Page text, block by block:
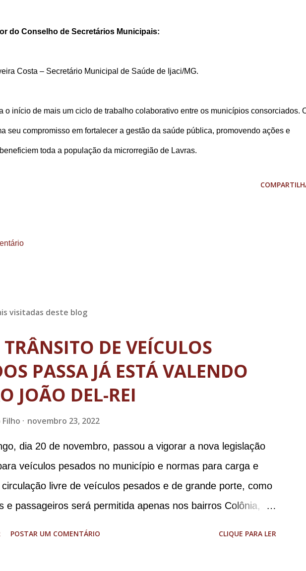
do Conselho de Secretários Municipais:
Costa – Secretário Municipal de Saúde de Ijaci/MG.
o início de mais um ciclo de trabalho colaborativo entre os municípios consorciados.
seu compromisso em fortalecer a gestão da saúde pública, promovendo ações e
toda a população da microrregião de Lavras.
visitadas deste blog
TRÂNSITO DE VEÍCULOS
PASSA JÁ ESTÁ VALENDO
JOÃO DEL-REI
novembro 23, 2022
dia 20 de novembro, passou a vigorar a nova legislação
veículos pesados no município e normas para carga e
livre de veículos pesados e de grande porte, como
e passageiros será permitida apenas nos bairros Colônia,
POSTAR UM COMENTÁRIO CLIQUE PARA LER